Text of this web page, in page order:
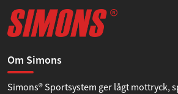
Om Simons
Simons® Sportsystem ger lågt mottryck,